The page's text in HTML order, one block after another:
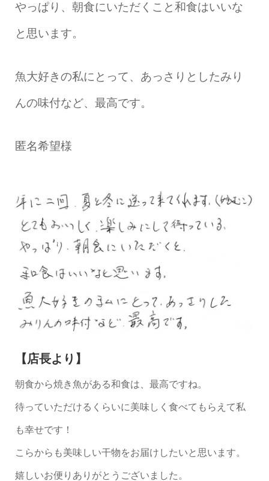
やっぱり、朝食にいただくこと和食はいいな
と思います。
魚大好きの私にとって、あっさりとしたみり
んの味付など、最高です。
匿名希望様
【店長より】
朝食から焼き魚がある和食は、最高ですね。
待っていただけるくらいに美味しく食べてもらえて私
も幸せです！
こらからも美味しい干物をお届けしたいと思います。
嬉しいお便りありがとうございました。